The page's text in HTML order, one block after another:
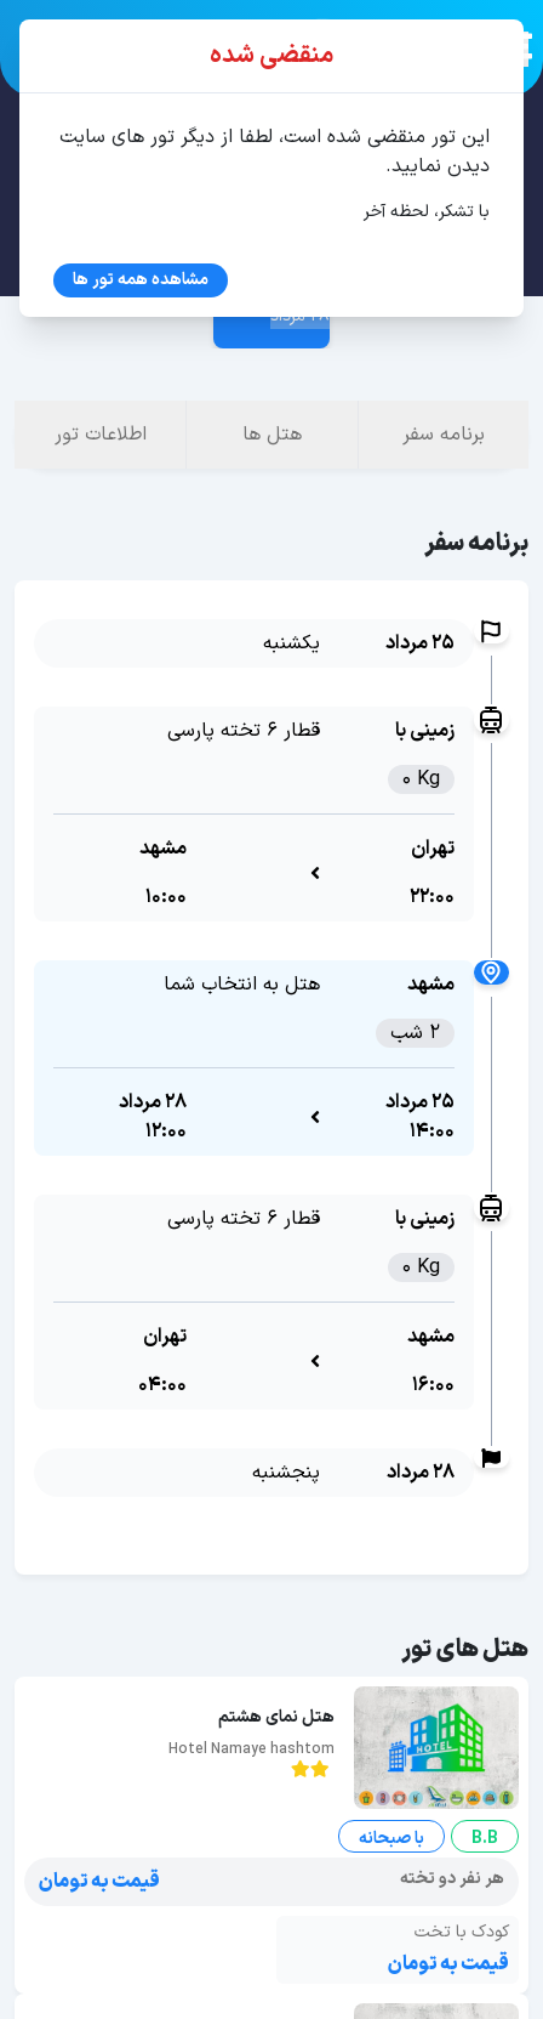
28 مرداد
برنامه سفر هتل ها اطلاعات تور
برنامه سفر
25 مرداد یکشنبه
زمینی با
قطار 6 تخته پارسی
0 Kg
تهران
22:00
مشهد
10:00
مشهد
هتل به انتخاب شما
2 شب
25 مرداد
14:00
28 مرداد
12:00
زمینی با
قطار 6 تخته پارسی
0 Kg
مشهد
16:00
تهران
04:00
28 مرداد پنجشنبه
هتل های تور
هتل نمای هشتم
Hotel Namaye hashtom
B.B
با صبحانه
هر نفر دو تخته
قیمت به تومان
کودک با تخت
قیمت به تومان
منقضی شده
این تور منقضی شده است، لطفا از دیگر تور های سایت
دیدن نمایید.
با تشکر، لحظه آخر
مشاهده همه تور ها